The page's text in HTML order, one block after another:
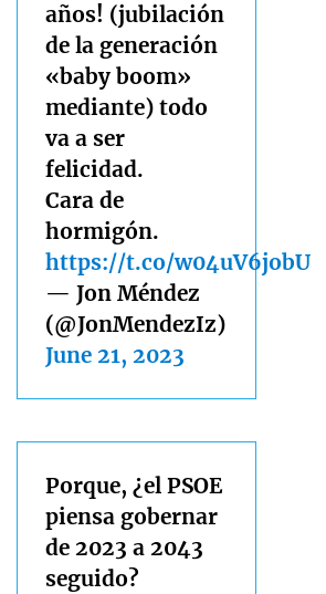
años! (jubilación
de la generación
«baby boom»
mediante) todo
va a ser
felicidad.
Cara de
hormigón.
https://t.co/w04uV6jobU
— Jon Méndez
(@JonMendezIz)
June 21, 2023
Porque, ¿el PSOE
piensa gobernar
de 2023 a 2043
seguido?